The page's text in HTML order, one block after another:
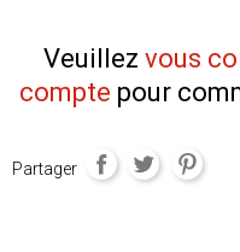
Veuillez vous
compte pour
Partager